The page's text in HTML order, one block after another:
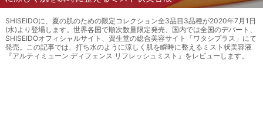
SHISEIDOに、夏の肌のための限定コレクション全3品目3品種が2020年7月1日
(水)より登場します。世界各国で順次数量限定発売、国内では全国のデパート、
SHISEIDOオフィシャルサイト、資生堂の総合美容サイト「ワタシプラス」にて
発売。この記事では、打ち水のように涼しく肌を瞬時に整えるミスト状美容液
『アルティミューン ディフェンス リフレッシュミスト』をレビューします。